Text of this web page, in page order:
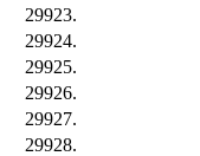
29923.
29924.
29925.
29926.
29927.
29928.